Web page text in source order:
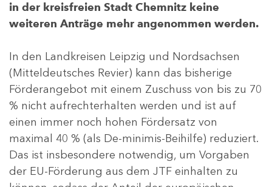
in der kreisfreien Stadt Chemnitz keine
weiteren Anträge mehr angenommen werden.
In den Landkreisen Leipzig und Nordsachsen
(Mitteldeutsches Revier) kann das bisherige
Förderangebot mit einem Zuschuss von bis zu 70
% nicht aufrechterhalten werden und ist auf
einen immer noch hohen Fördersatz von
maximal 40 % (als De-minimis-Beihilfe) reduziert.
Das ist insbesondere notwendig, um Vorgaben
der EU-Förderung aus dem JTF einhalten zu